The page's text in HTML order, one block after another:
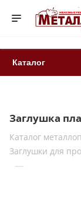
Каталог
Заглушка
Каталог
Заглушки для
—